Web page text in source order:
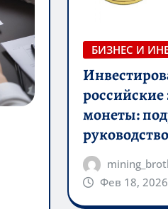
БИЗНЕС И
российские
монеты:
руководство
Фев 18, 2026